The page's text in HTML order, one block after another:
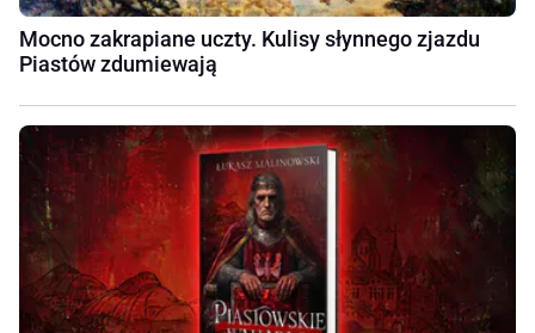
Mocno zakrapiane uczty. Kulisy słynnego zjazdu
Piastów zdumiewają